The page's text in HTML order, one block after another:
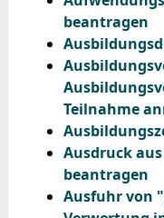
beantragen
Teilnahme
Ausdruck
beantragen
Ausfuhr von